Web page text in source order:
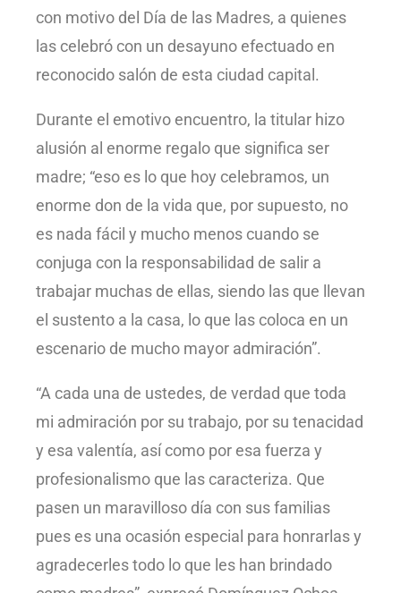
con motivo del Día de las Madres, a quienes
las celebró con un desayuno efectuado en
reconocido salón de esta ciudad capital.
Durante el emotivo encuentro, la titular hizo
alusión al enorme regalo que significa ser
madre; “eso es lo que hoy celebramos, un
enorme don de la vida que, por supuesto, no
es nada fácil y mucho menos cuando se
conjuga con la responsabilidad de salir a
trabajar muchas de ellas, siendo las que llevan
el sustento a la casa, lo que las coloca en un
escenario de mucho mayor admiración”.
“A cada una de ustedes, de verdad que toda
mi admiración por su trabajo, por su tenacidad
y esa valentía, así como por esa fuerza y
profesionalismo que las caracteriza. Que
pasen un maravilloso día con sus familias
pues es una ocasión especial para honrarlas y
agradecerles todo lo que les han brindado